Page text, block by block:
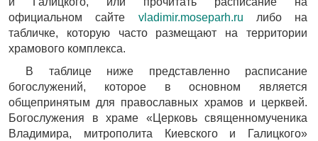
официальном сайте vladimir.moseparh.ru либо на
табличке, которую часто размещают на территории
храмового комплекса.
В таблице ниже представленно расписание
богослужений, которое в основном является
общепринятым для православных храмов и церквей.
Богослужения в храме «Церковь священномученика
Владимира, митрополита Киевского и Галицкого»